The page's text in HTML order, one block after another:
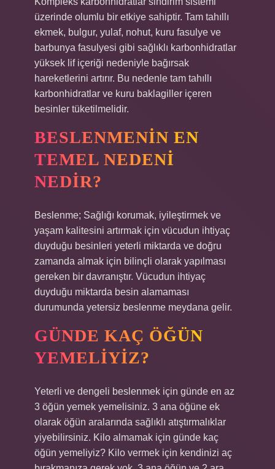
üzerinde olumlu bir etkiye sahiptir. Tam tahıllı
ekmek, bulgur, yulaf, nohut, kuru fasulye ve
barbunya fasulyesi gibi sağlıklı karbonhidratlar
yüksek lif içeriği nedeniyle bağırsak
hareketlerini artırır. Bu nedenle tam tahıllı
karbonhidratlar ve kuru baklagiller içeren
besinler tüketilmelidir.
BESLENMENIN EN
TEMEL NEDENI
NEDIR?
Beslenme; Sağlığı korumak, iyileştirmek ve
yaşam kalitesini artırmak için vücudun ihtiyaç
duyduğu besinleri yeterli miktarda ve doğru
zamanda almak için bilinçli olarak yapılması
gereken bir davranıştır. Vücudun ihtiyaç
duyduğu miktarda besin alamaması
durumunda yetersiz beslenme meydana gelir.
GÜNDE KAÇ ÖĞÜN
YEMELIYIZ?
Yeterli ve dengeli beslenmek için günde en az
3 öğün yemek yemelisiniz. 3 ana öğüne ek
olarak öğün aralarında sağlıklı atıştırmalıklar
yiyebilirsiniz. Kilo almamak için günde kaç
öğün yemeliyiz? Kilo vermek için kendinizi aç